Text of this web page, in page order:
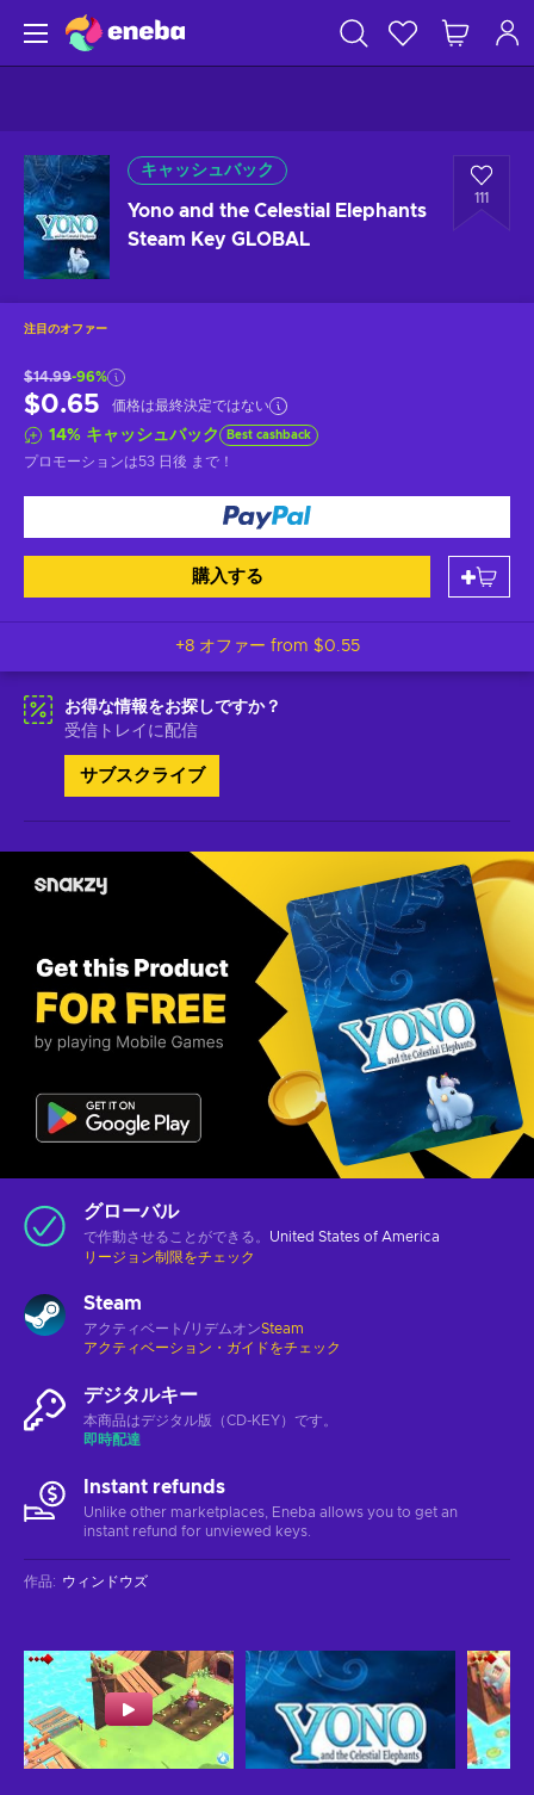
キャッシュバック
Yono and the Celestial Elephants
Steam Key GLOBAL
111
注目のオファー
$14.99-96%
$0.65 価格は最終決定ではない
14% キャッシュバック Best cashback
プロモーションは53 日後 まで！
購入する
+8 オファー from $0.55
お得な情報をお探しですか？
受信トレイに配信
サブスクライブ
グローバル
で作動させることができる。 United States of America
リージョン制限をチェック
Steam
アクティベート/リデムオンSteam
アクティベーション・ガイドをチェック
デジタルキー
本商品はデジタル版（CD-KEY）です。
即時配達
Instant refunds
Unlike other marketplaces, Eneba allows you to get an
instant refund for unviewed keys.
作品: ウィンドウズ